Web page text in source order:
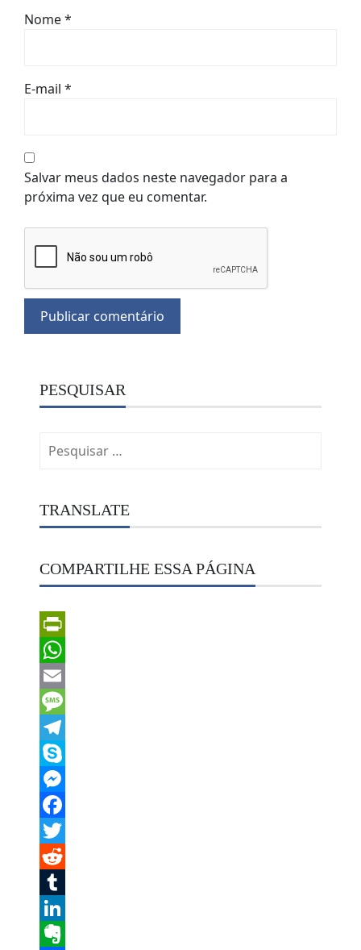
Nome*
E-mail *
Salvar meus dados neste navegador para a
próxima vez que eu comentar.
PESQUISAR
por:
TRANSLATE
COMPARTILHE ESSA PÁGINA
PrintFriendly
WhatsApp
Email
Message
Telegram
Skype
Messenger
Facebook
Twitter
Reddit
Tumblr
LinkedIn